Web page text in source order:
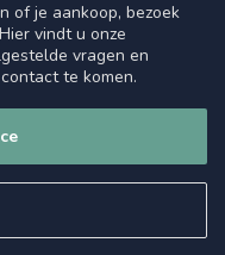
of je aankoop, bezoek
vindt u onze
vragen en
te komen.